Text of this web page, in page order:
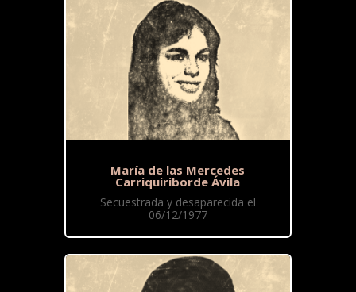
María de las Mercedes
Carriquiriborde Ávila
Secuestrada y desaparecida el
06/12/1977